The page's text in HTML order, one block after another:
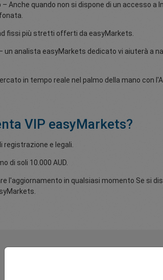
Anche quando non si dispone di un accesso a
fissi più stretti offerti da easyMarkets.
un analista easyMarkets dedicato vi aiuterà a
in tempo reale nel palmo della mano con
VIP easyMarkets?
registrazione e legali.
di soli 10.000 AUD.
l'aggiornamento in qualsiasi momento Se si